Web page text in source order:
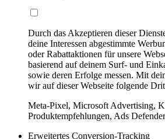
Durch das Akzeptieren dieser
deine Interessen abgestimmte
oder Rabattaktionen für unsere
basierend auf deinem Surf- und
sowie deren Erfolge messen. Mit
wir auf dieser Webseite folgende
Meta-Pixel, Microsoft Advertising,
Produktempfehlungen, Ads Defender
Erweitertes Conversion-Tracking